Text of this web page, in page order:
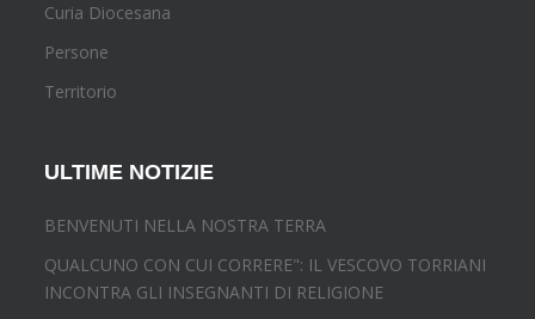
Curia Diocesana
Persone
Territorio
ULTIME NOTIZIE
BENVENUTI NELLA NOSTRA TERRA
QUALCUNO CON CUI CORRERE": IL VESCOVO TORRIANI
INCONTRA GLI INSEGNANTI DI RELIGIONE